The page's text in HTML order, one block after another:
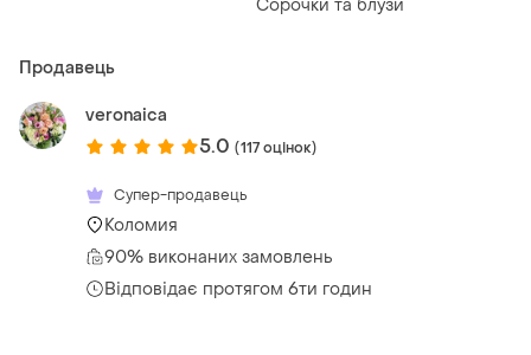
Сорочки та блузи
Продавець
veronaica
5.0 (117 оцінок)
Супер-продавець
Коломия
90% виконаних замовлень
Відповідає протягом 6ти годин